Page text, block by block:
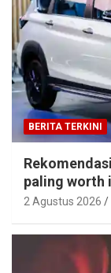
BERITA TERKINI
paling worth
2 Agustus 2026